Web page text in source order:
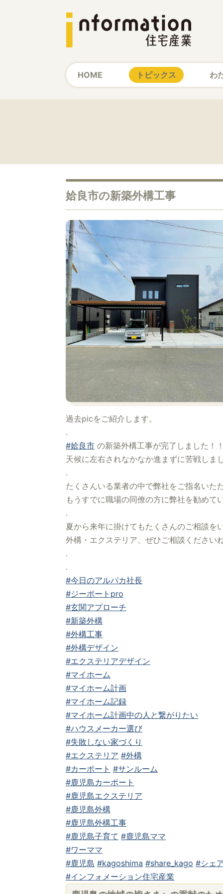
HOME トピックス わ
姶良市の新築外構工事
過去picをご紹介します。
.
#姶良市 の新築外構工事が完了しました！
天候に左右されなかなか進まずに苦戦しま
.
たくさんいる業者の中で弊社をご指名いた
もうすでに職場の同僚の方に弊社を勧め
.
夏から来年に掛けてもたくさんのご相談を
外構・エクステリア、ぜひご相談ください
.
.
#今日のアルパカ社長
#ジーポートpro
#玄関アプローチ
#新築外構
#外構工事
#外構デザイン
#エクステリアデザイン
#マイホーム
#マイホーム計画
#マイホーム記録
#マイホーム計画中の人と繋がりたい
#ハウスメーカー選び
#失敗しない家づくり
#エクステリア #外構
#カーポート #サンルーム
#鹿児島カーポート
#鹿児島エクステリア
#鹿児島外構
#鹿児島外構工事
#鹿児島子育て #鹿児島ママ
#ワーママ
#鹿児島 #kagoshima #share_kago #シェ
#インフォメーション住宅産業